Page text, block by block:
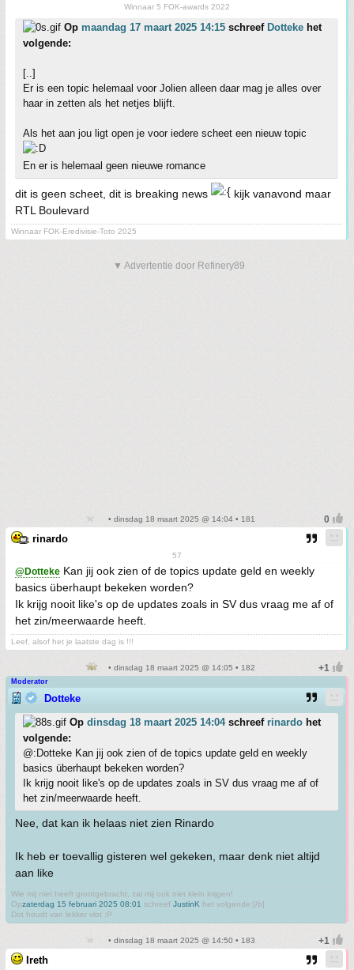
Winnaar 5 FOK-awards 2022
Op maandag 17 maart 2025 14:15 schreef Dotteke het
volgende:
[..]
Er is een topic helemaal voor Jolien alleen daar mag je alles over
haar in zetten als het netjes blijft.
Als het aan jou ligt open je voor iedere scheet een nieuw topic
En er is helemaal geen nieuwe romance
dit is geen scheet, dit is breaking news
kijk vanavond maar
RTL Boulevard
Winnaar FOK-Eredivisie-Toto 2025
▼ Advertentie door Refinery89
• dinsdag 18 maart 2025 @ 14:04 • 181
rinardo
57
@Dotteke Kan jij ook zien of de topics update geld en weekly
basics überhaupt bekeken worden?
Ik krijg nooit like's op de updates zoals in SV dus vraag me af of
het zin/meerwaarde heeft.
Leef, alsof het je laatste dag is !!!
• dinsdag 18 maart 2025 @ 14:05 • 182
Moderator
Dotteke
Op dinsdag 18 maart 2025 14:04schreef rinardo het
volgende:
@:Dotteke Kan jij ook zien of de topics update geld en weekly
basics überhaupt bekeken worden?
Ik krijg nooit like's op de updates zoals in SV dus vraag me af of
het zin/meerwaarde heeft.
Nee, dat kan ik helaas niet zien Rinardo
Ik heb er toevallig gisteren wel gekeken, maar denk niet altijd
aan like
Wie mij niet heeft grootgebracht, zal mij ook niet klein krijgen!
Opzaterdag 15 februari 2025 08:01 schreef JustinK het volgende:[/b]
Dot houdt van lekker vlot :P
• dinsdag 18 maart 2025 @ 14:50 • 183
Ireth